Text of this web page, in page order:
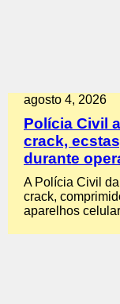
agosto 4, 2026
Polícia Civil
crack,
durante
A Polícia Civil
crack,
aparelhos